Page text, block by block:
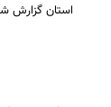
استان گزارش